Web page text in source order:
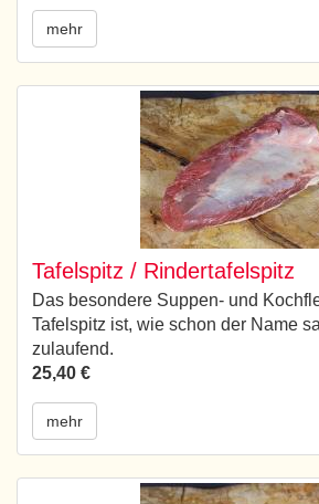
mehr
Tafelspitz / Rindertafelspitz
Das besondere Suppen- und
Tafelspitz ist, wie schon der Name
zulaufend.
25,40 €
mehr